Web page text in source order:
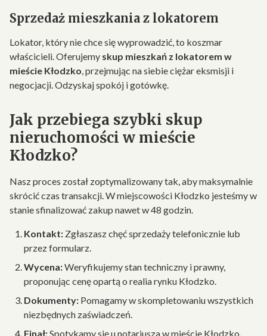
Sprzedaż mieszkania z lokatorem
Lokator, który nie chce się wyprowadzić, to koszmar
właścicieli. Oferujemy skup mieszkań z lokatorem w
mieście Kłodzko, przejmując na siebie ciężar eksmisji i
negocjacji. Odzyskaj spokój i gotówkę.
Jak przebiega szybki skup
nieruchomości w mieście
Kłodzko?
Nasz proces został zoptymalizowany tak, aby maksymalnie
skrócić czas transakcji. W miejscowości Kłodzko jesteśmy w
stanie sfinalizować zakup nawet w 48 godzin.
Kontakt: Zgłaszasz chęć sprzedaży telefonicznie lub
przez formularz.
Wycena:Weryfikujemy stan techniczny i prawny,
proponując cenę opartą o realia rynku Kłodzko.
Dokumenty: Pomagamy w skompletowaniu wszystkich
niezbędnych zaświadczeń.
Finał:Spotykamy się u notariusza w mieście Kłodzko,